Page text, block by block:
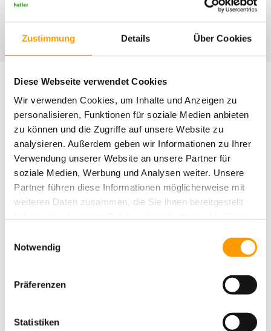
Zustimmung Details Über Cookies
Diese Webseite verwendet Cookies
Wir verwenden Cookies, um Inhalte und Anzeigen zu
personalisieren, Funktionen für soziale Medien anbieten
zu können und die Zugriffe auf unsere Website zu
analysieren. Außerdem geben wir Informationen zu Ihrer
Verwendung unserer Website an unsere Partner für
soziale Medien, Werbung und Analysen weiter. Unsere
Partner führen diese Informationen möglicherweise mit
weiteren Daten zusammen, die Sie ihnen bereitgestellt
Cookies, wenn Sie unsere Webseite weiterhin nutzen.
Notwendig
Präferenzen
Statistiken
Remove thatch
Renewal of the natural turf proportion
GRASS BY PROFESSIONALS. CARE BY PROFESSIONALS.
STEPS